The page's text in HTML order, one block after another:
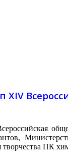
XIV
творчества ПК